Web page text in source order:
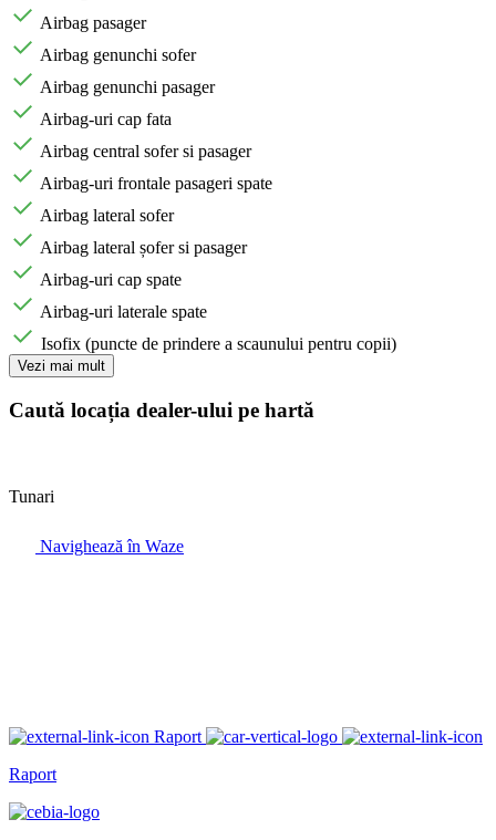
Airbag pasager
Airbag genunchi sofer
Airbag genunchi pasager
Airbag-uri cap fata
Airbag central sofer si pasager
Airbag-uri frontale pasageri spate
Airbag lateral sofer
Airbag lateral șofer si pasager
Airbag-uri cap spate
Airbag-uri laterale spate
Isofix (puncte de prindere a scaunului pentru copii)
Vezi mai mult
Caută locația dealer-ului pe hartă
Tunari
Navighează în Waze
Raport
Raport